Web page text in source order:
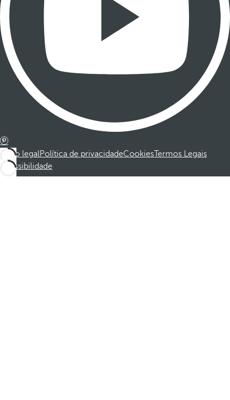
Aviso legalPolítica de privacidadeCookiesTermos Legais
Acessibilidade